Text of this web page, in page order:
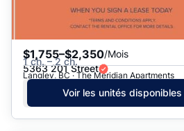
$1,755–$2,350/Mois
1 ch. – 2 ch.
5363 201 Street
Langley, BC · The Meridian Apartments
Voir les unités disponibles